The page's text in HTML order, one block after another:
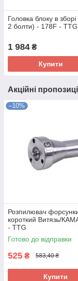
Головка блоку в зборі
2 болти) - 178F - TTG
1 984 ₴
Купити
Акційні
–10%
Розпилювач
короткий Витязь/
- TTG
Готово до відправки
525 ₴ 583,40 ₴
Купити